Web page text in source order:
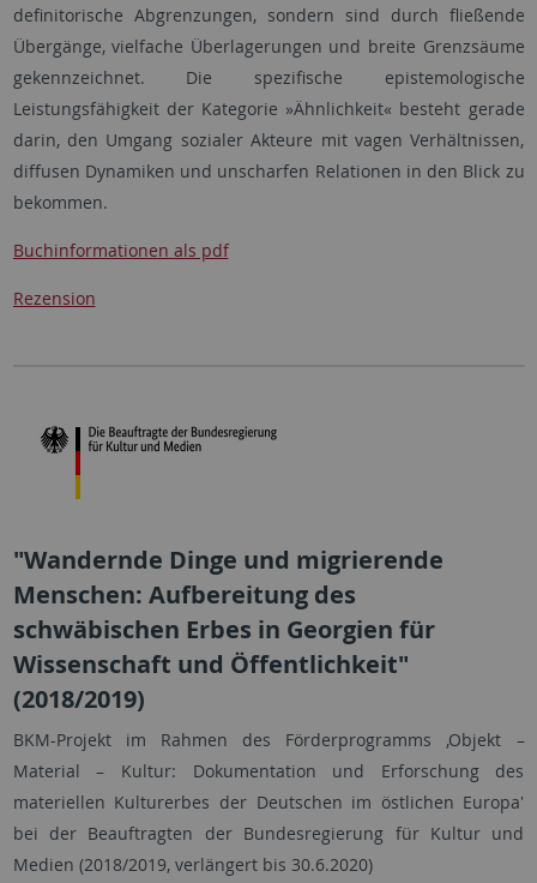
definitorische Abgrenzungen, sondern sind durch fließende
Übergänge, vielfache Überlagerungen und breite Grenzsäume
gekennzeichnet. Die spezifische epistemologische
Leistungsfähigkeit der Kategorie »Ähnlichkeit« besteht gerade
darin, den Umgang sozialer Akteure mit vagen Verhältnissen,
diffusen Dynamiken und unscharfen Relationen in den Blick zu
bekommen.
Buchinformationen als pdf
Rezension
"Wandernde Dinge und migrierende
Menschen: Aufbereitung des
schwäbischen Erbes in Georgien für
Wissenschaft und Öffentlichkeit"
(2018/2019)
BKM-Projekt im Rahmen des Förderprogramms ‚Objekt –
Material – Kultur: Dokumentation und Erforschung des
materiellen Kulturerbes der Deutschen im östlichen Europa'
bei der Beauftragten der Bundesregierung für Kultur und
Medien (2018/2019, verlängert bis 30.6.2020)